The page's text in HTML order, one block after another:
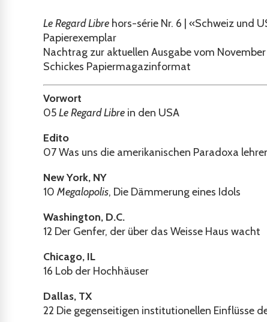
Le Regard Libre hors-série Nr. 6 | «Schweiz und
Papierexemplar
Nachtrag zur aktuellen Ausgabe vom
Schickes Papiermagazinformat
Vorwort
05Le Regard Libre in den USA
Edito
07Was uns die amerikanischen Paradoxa
New York, NY
10 Megalopolis, Die Dämmerung eines Idols
Washington, D.C.
12 Der Genfer, der über das Weisse Haus wacht
Chicago, IL
16 Lob der Hochhäuser
Dallas, TX
22 Die gegenseitigen institutionellen Einflüsse